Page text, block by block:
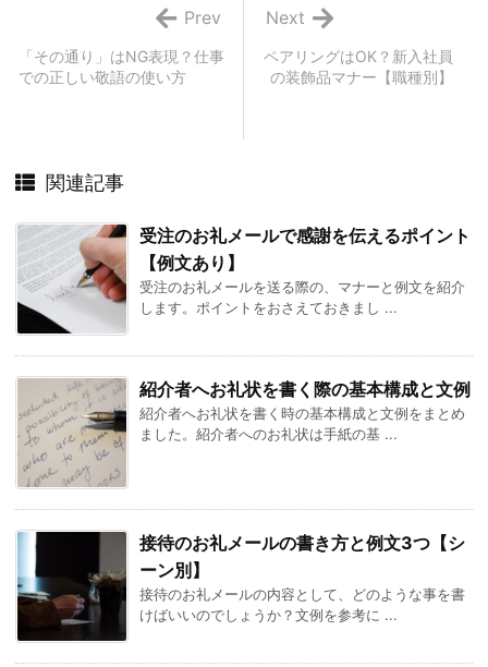
ペアリングはOK？新入社員
の装飾品マナー【職種別】
Next
「その通り」はNG表現？仕事
での正しい敬語の使い方
Prev
関連記事
受注のお礼メールで感謝を伝えるポイント
【例文あり】
受注のお礼メールを送る際の、マナーと例文を紹介
します。ポイントをおさえておきまし ...
紹介者へお礼状を書く際の基本構成と文例
紹介者へお礼状を書く時の基本構成と文例をまとめ
ました。紹介者へのお礼状は手紙の基 ...
接待のお礼メールの書き方と例文3つ【シ
ーン別】
接待のお礼メールの内容として、どのような事を書
けばいいのでしょうか？文例を参考に ...